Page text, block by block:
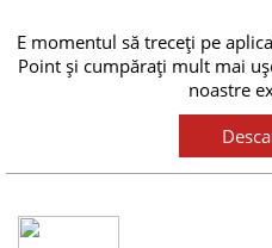
E momentul să treceți pe
Point și cumpărați mult mai
noastre